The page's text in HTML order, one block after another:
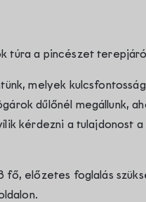
túra a pincészet
melyek
dűlőnél megállunk,
kérdezni a tulajdonost
fő, előzetes foglalás